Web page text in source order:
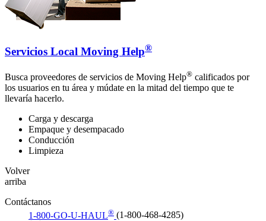
Servicios Local Moving Help®
Busca proveedores de servicios de Moving Help® calificados por
los usuarios en tu área y múdate en la mitad del tiempo que te
llevaría hacerlo.
Carga y descarga
Empaque y desempacado
Conducción
Limpieza
Volver
arriba
Contáctanos
1-800-GO-U-HAUL® (1-800-468-4285)